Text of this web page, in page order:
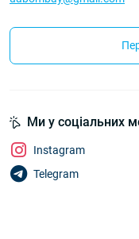
Ми у соціальних
Instagram
Telegram